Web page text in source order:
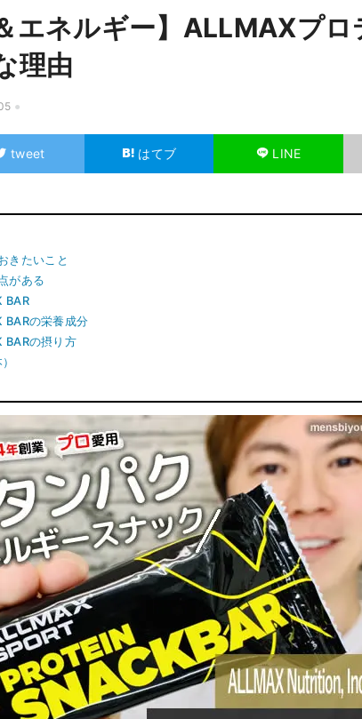
エネルギー】ALLMAXプ
理由
tweet はてブ LINE
きたいこと
がある
BAR
BARの栄養成分
BARの摂り方